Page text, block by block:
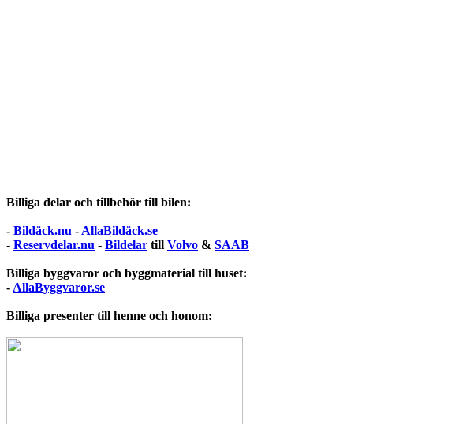
Billiga delar och tillbehör till bilen:
- Bildäck.nu - AllaBildäck.se
- Reservdelar.nu - Bildelar till Volvo & SAAB
Billiga byggvaror och byggmaterial till huset:
- AllaByggvaror.se
Billiga presenter till henne och honom: